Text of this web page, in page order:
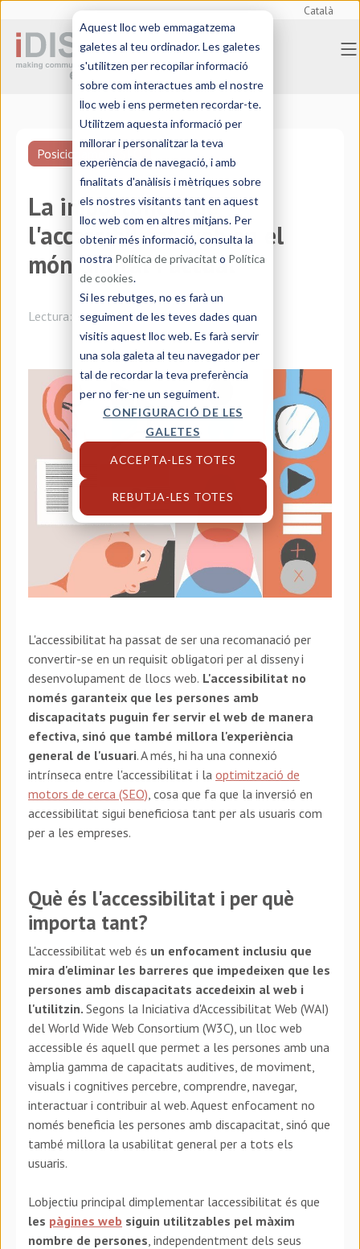
Aquest lloc web emmagatzema
galetes al teu ordinador. Les galetes
s'utilitzen per recopilar informació
sobre com interactues amb el nostre
lloc web i ens permeten recordar-te.
Utilitzem aquesta informació per
millorar i personalitzar la teva
experiència de navegació, i amb
finalitats d'anàlisis i mètriques sobre
els nostres visitants tant en aquest
lloc web com en altres mitjans. Per
obtenir més informació, consulta la
nostra Política de privacitat o Política
de cookies.
Si les rebutges, no es farà un
seguiment de les teves dades quan
visitis aquest lloc web. Es farà servir
una sola galeta al teu navegador per
tal de recordar la teva preferència
per no fer-ne un seguiment.
CONFIGURACIÓ DE LES
GALETES
ACCEPTA-LES TOTES
REBUTJA-LES TOTES
Català
Posicionament SEO
La importància de
l'accessibilitat web en el
món digital i actual
Lectura: 8 minutos
L'accessibilitat ha passat de ser una recomanació per
convertir-se en un requisit obligatori per al disseny i
desenvolupament de llocs web. L'accessibilitat no
només garanteix que les persones amb
discapacitats puguin fer servir el web de manera
efectiva, sinó que també millora l'experiència
general de l'usuari. A més, hi ha una connexió
intrínseca entre l'accessibilitat i la optimització de
motors de cerca (SEO) , cosa que fa que la inversió en
accessibilitat sigui beneficiosa tant per als usuaris com
per a les empreses.
Què és l'accessibilitat i per què
importa tant?
L'accessibilitat web és un enfocament inclusiu que
mira d'eliminar les barreres que impedeixen que les
persones amb discapacitats accedeixin al web i
l'utilitzin. Segons la Iniciativa d'Accessibilitat Web (WAI)
del World Wide Web Consortium (W3C), un lloc web
accessible és aquell que permet a les persones amb una
àmplia gamma de capacitats auditives, de moviment,
visuals i cognitives percebre, comprendre, navegar,
interactuar i contribuir al web. Aquest enfocament no
només beneficia les persones amb discapacitat, sinó que
també millora la usabilitat general per a tots els
usuaris.
Lobjectiu principal dimplementar laccessibilitat és que
les pàgines web siguin utilitzables pel màxim
nombre de persones , independentment dels seus